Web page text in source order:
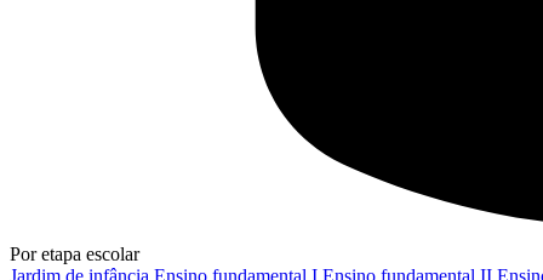
Por etapa escolar
Jardim de infância Ensino fundamental I Ensino fundamental II